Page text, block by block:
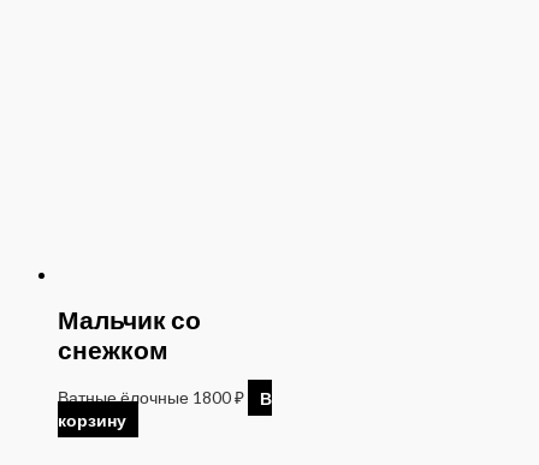
Мальчик со
снежком
Ватные ёлочные 1800₽
В
корзину